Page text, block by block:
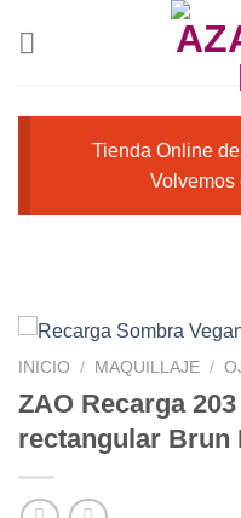
Tienda Online
Volvemos
INICIO / MAQUILLAJE /
ZAO Recarga
rectangular Brun